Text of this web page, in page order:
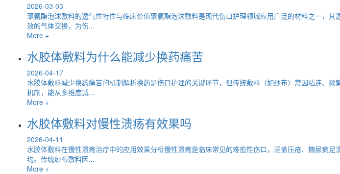
2026-03-03
聚氨酯泡沫敷料的透气性特性与临床价值聚氨酯泡沫敷料是现代伤口护理领域应用广泛的材料之一，
效的气体交换，为伤...
More +
水胶体敷料为什么能减少换药痛苦
2026-04-17
水胶体敷料减少换药痛苦的机制解析换药是伤口护理的关键环节，但传统敷料（如纱布）常因粘连、
机制，能从多维度减...
More +
水胶体敷料对慢性溃疡有效果吗
2026-04-11
水胶体敷料在慢性溃疡治疗中的应用效果分析慢性溃疡是临床常见的难愈性伤口，涵盖压疮、糖尿病
约。传统纱布敷料因...
More +